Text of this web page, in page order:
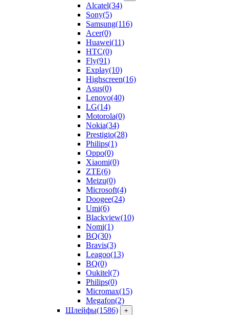
Alcatel(34)
Sony(5)
Samsung(116)
Acer(0)
Huawei(11)
HTC(0)
Fly(91)
Explay(10)
Highscreen(16)
Asus(0)
Lenovo(40)
LG(14)
Motorola(0)
Nokia(34)
Prestigio(28)
Philips(1)
Oppo(0)
Xiaomi(0)
ZTE(6)
Meizu(0)
Microsoft(4)
Doogee(24)
Umi(6)
Blackview(10)
Nomi(1)
BQ(30)
Bravis(3)
Leagoo(13)
BQ(0)
Oukitel(7)
Philips(0)
Micromax(15)
Megafon(2)
Шлейфы(1586) +